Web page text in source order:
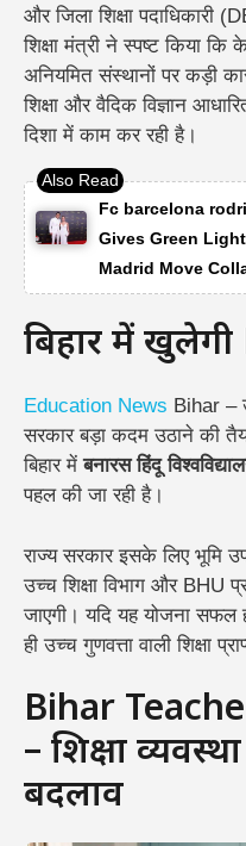
और जिला शिक्षा पदाधिकारी
शिक्षा मंत्री ने स्पष्ट किया
अनियमित संस्थानों पर कड़ी
शिक्षा और वैदिक विज्ञान
दिशा में काम कर रही है।
Fc barcelona
Gives Green
Madrid Move
बिहार में
Education News Bihar –
सरकार बड़ा कदम उठाने की
बिहार मेंबनारस हिंदू
पहल की जा रही है।
राज्य सरकार इसके लिए भूमि
उच्च शिक्षा विभाग और
जाएगी। यदि यह योजना सफल
ही उच्च गुणवत्ता वाली शिक्षा
Bihar
– शिक्षा
बदलाव